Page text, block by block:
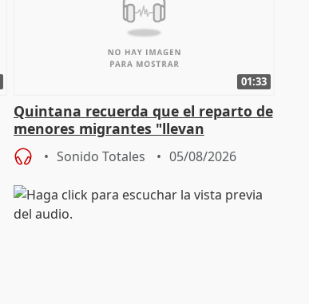
01:33
Quintana recuerda que el reparto de
menores migrantes "llevan
aportación del Gobierno" central
Sonido Totales 05/08/2026